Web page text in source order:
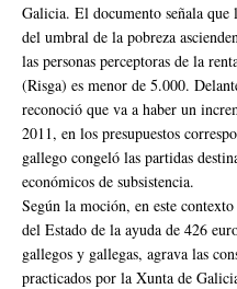
Galicia. El documento señala que
del umbral de la pobreza
las personas perceptoras de la
(Risga) es menor de 5.000.
reconoció que va a haber un
2011, en los presupuestos
gallego congeló las partidas
económicos de subsistencia.
Según la moción, en este
del Estado de la ayuda de 426
gallegos y gallegas, agrava las
practicados por la Xunta de